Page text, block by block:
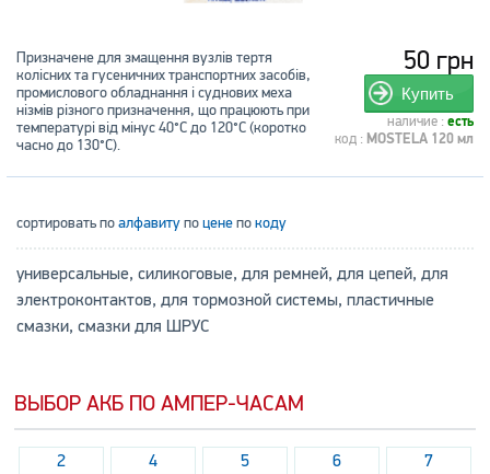
50 грн
Купить
наличие : есть
код : MOSTELA 120 мл
Призначене для змащення вузлів тертя
колісних та гусеничних транспортних засобів,
промислового обладнання і суднових меха
нізмів різного призначення, що працюють при
температурі від мінус 40°C до 120°С (коротко
часно до 130°С).
сортировать поалфавитупоценепокоду
универсальные, силикоговые, для ремней, для цепей, для
электроконтактов, для тормозной системы, пластичные
смазки, смазки для ШРУС
ВЫБОР АКБ ПО АМПЕР-ЧАСАМ
2 4 5 6
7